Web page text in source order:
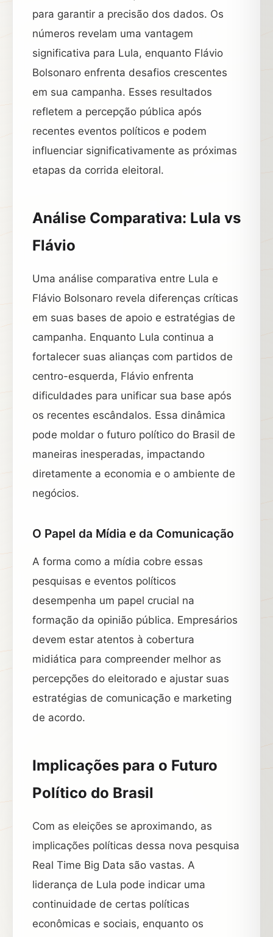
para garantir a precisão dos dados. Os
números revelam uma vantagem
significativa para Lula, enquanto Flávio
Bolsonaro enfrenta desafios crescentes
em sua campanha. Esses resultados
refletem a percepção pública após
recentes eventos políticos e podem
influenciar significativamente as próximas
etapas da corrida eleitoral.
Análise Comparativa: Lula vs
Flávio
Uma análise comparativa entre Lula e
Flávio Bolsonaro revela diferenças críticas
em suas bases de apoio e estratégias de
campanha. Enquanto Lula continua a
fortalecer suas alianças com partidos de
centro-esquerda, Flávio enfrenta
dificuldades para unificar sua base após
os recentes escândalos. Essa dinâmica
pode moldar o futuro político do Brasil de
maneiras inesperadas, impactando
diretamente a economia e o ambiente de
negócios.
O Papel da Mídia e da Comunicação
A forma como a mídia cobre essas
pesquisas e eventos políticos
desempenha um papel crucial na
formação da opinião pública. Empresários
devem estar atentos à cobertura
midiática para compreender melhor as
percepções do eleitorado e ajustar suas
estratégias de comunicação e marketing
de acordo.
Implicações para o Futuro
Político do Brasil
Com as eleições se aproximando, as
implicações políticas dessa nova pesquisa
Real Time Big Data são vastas. A
liderança de Lula pode indicar uma
continuidade de certas políticas
econômicas e sociais, enquanto os